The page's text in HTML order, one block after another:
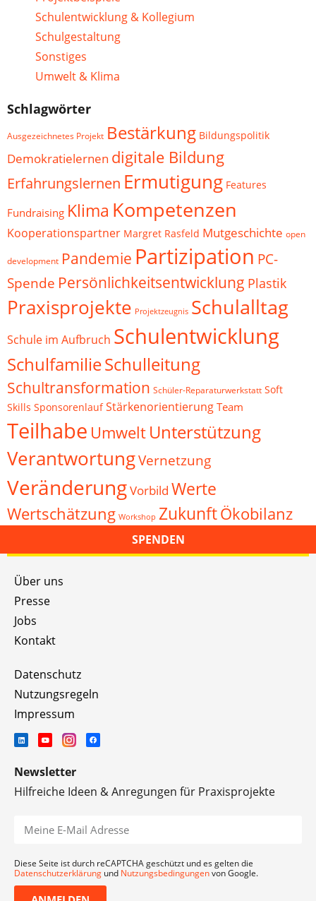
Schulentwicklung & Kollegium
Schulgestaltung
Sonstiges
Umwelt & Klima
Schlagwörter
Ausgezeichnetes Projekt Bestärkung Bildungspolitik
Demokratielernen digitale Bildung
Erfahrungslernen Ermutigung Features
Fundraising Klima Kompetenzen
Kooperationspartner Margret Rasfeld Mutgeschichte open
development Pandemie Partizipation PC-
Spende Persönlichkeitsentwicklung Plastik
Praxisprojekte Projektzeugnis Schulalltag
Schule im Aufbruch Schulentwicklung
SchulfamilieSchulleitung
Schultransformation Schüler-Reparaturwerkstatt Soft
Skills Sponsorenlauf Stärkenorientierung Team
Teilhabe Umwelt Unterstützung
VerantwortungVernetzung
VeränderungVorbild Werte
Wertschätzung Workshop ZukunftÖkobilanz
SPENDEN
Über uns
Presse
Jobs
Kontakt
Datenschutz
Nutzungsregeln
Impressum
Newsletter
Hilfreiche Ideen & Anregungen für Praxisprojekte
Diese Seite ist durch reCAPTCHA geschützt und es gelten die
Datenschutzerklärung und Nutzungsbedingungenvon Google.